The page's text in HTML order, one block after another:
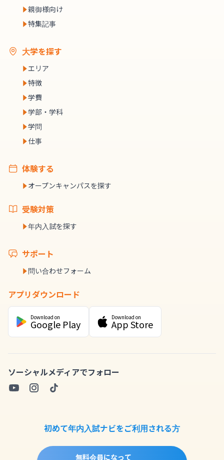
親御様向け
特集記事
大学を探す
エリア
特徴
学費
学部・学科
学問
仕事
体験する
オープンキャンパスを探す
受験対策
年内入試を探す
サポート
問い合わせフォーム
アプリダウンロード
Download on
Google Play
Download on
App Store
ソーシャルメディアでフォロー
初めて年内入試ナビをご利用される方
無料会員になって